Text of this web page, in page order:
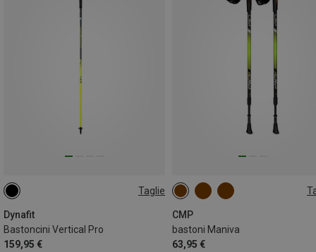
Taglie
Dynafit
Bastoncini Vertical Pro
159,95 €
120CM
125CM
CMP
bastoni Maniva
63,95 €
ONE SIZE